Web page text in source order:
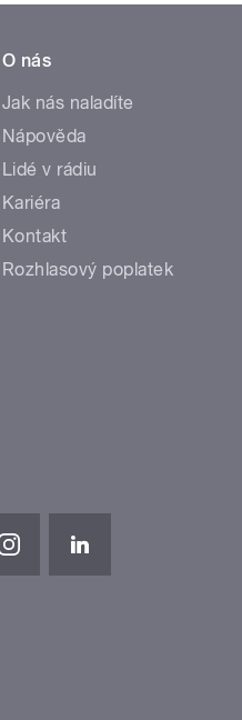
O nás
Jak nás naladíte
Nápověda
Lidé v rádiu
Kariéra
Kontakt
Rozhlasový poplatek